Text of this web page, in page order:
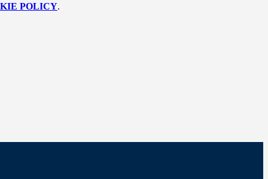
POLICY.